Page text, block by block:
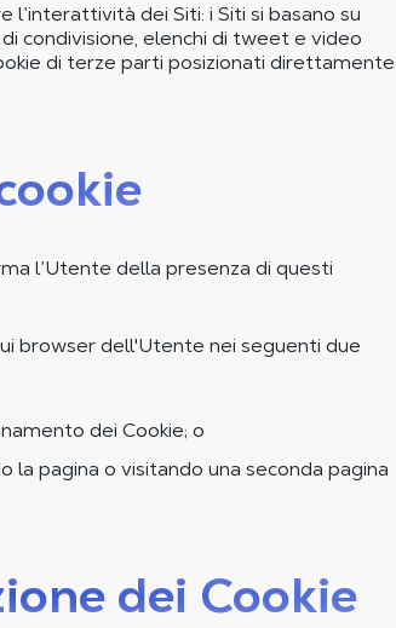
dei Siti: i Siti si basano su
condivisione, elenchi di tweet e video
di terze parti posizionati direttamente
l’Utente della presenza di questi
browser dell'Utente nei seguenti due
dei Cookie; o
la pagina o visitando una seconda pagina
dei Cookie